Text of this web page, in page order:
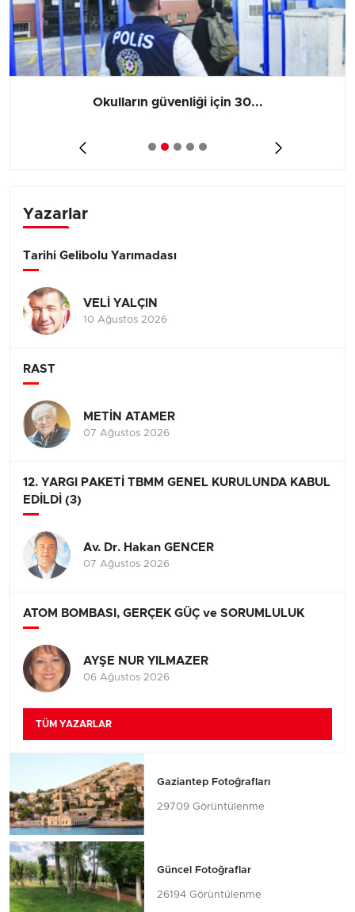
Okulların güvenliği için 30...
Yazarlar
Tarihi Gelibolu Yarımadası
VELİ YALÇIN
10 Ağustos 2026
RAST
METİN ATAMER
07 Ağustos 2026
12. YARGI PAKETİ TBMM GENEL KURULUNDA KABUL
EDİLDİ (3)
Av. Dr. Hakan GENCER
07 Ağustos 2026
ATOM BOMBASI, GERÇEK GÜÇ ve SORUMLULUK
AYŞE NUR YILMAZER
06 Ağustos 2026
TÜM YAZARLAR
Gaziantep Fotoğrafları
29709 Görüntülenme
Güncel Fotoğraflar
26194 Görüntülenme